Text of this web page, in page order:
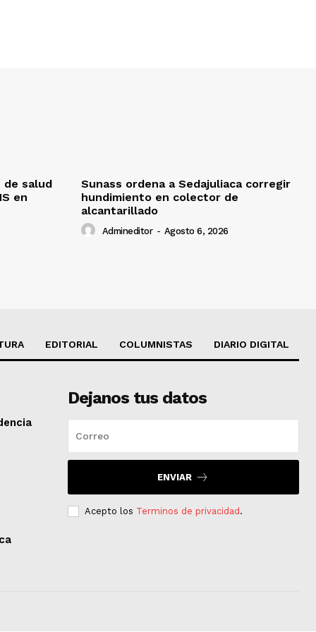
de salud
en
Sunass ordena a Sedajuliaca corregir
hundimiento en colector de
alcantarillado
Admineditor - Agosto 6, 2026
EDITORIAL COLUMNISTAS DIARIO DIGITAL
Dejanos tus datos
ENVIAR
Acepto los Terminos de privacidad .